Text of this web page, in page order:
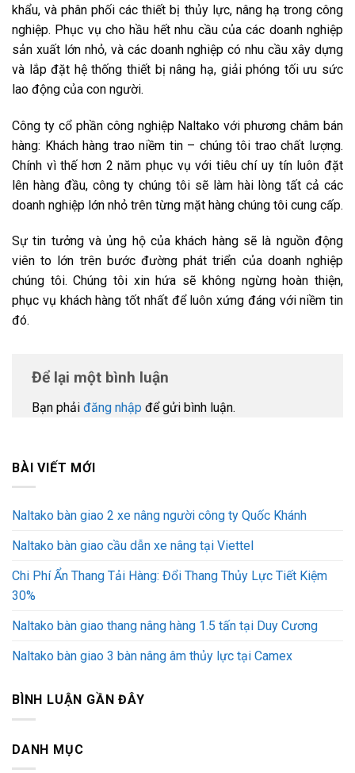
khẩu, và phân phối các thiết bị thủy lực, nâng hạ trong công
nghiệp. Phục vụ cho hầu hết nhu cầu của các doanh nghiệp
sản xuất lớn nhỏ, và các doanh nghiệp có nhu cầu xây dựng
và lắp đặt hệ thống thiết bị nâng hạ, giải phóng tối ưu sức
lao động của con người.
Công ty cổ phần công nghiệp Naltako với phương châm bán
hàng: Khách hàng trao niềm tin – chúng tôi trao chất lượng.
Chính vì thế hơn 2 năm phục vụ với tiêu chí uy tín luôn đặt
lên hàng đầu, công ty chúng tôi sẽ làm hài lòng tất cả các
doanh nghiệp lớn nhỏ trên từng mặt hàng chúng tôi cung cấp.
Sự tin tưởng và ủng hộ của khách hàng sẽ là nguồn động
viên to lớn trên bước đường phát triển của doanh nghiệp
chúng tôi. Chúng tôi xin hứa sẽ không ngừng hoàn thiện,
phục vụ khách hàng tốt nhất để luôn xứng đáng với niềm tin
đó.
Để lại một bình luận
Bạn phải đăng nhập để gửi bình luận.
BÀI VIẾT MỚI
Naltako bàn giao 2 xe nâng người công ty Quốc Khánh
Naltako bàn giao cầu dẫn xe nâng tại Viettel
Chi Phí Ẩn Thang Tải Hàng: Đổi Thang Thủy Lực Tiết Kiệm
30%
Naltako bàn giao thang nâng hàng 1.5 tấn tại Duy Cương
Naltako bàn giao 3 bàn nâng âm thủy lực tại Camex
BÌNH LUẬN GẦN ĐÂY
DANH MỤC